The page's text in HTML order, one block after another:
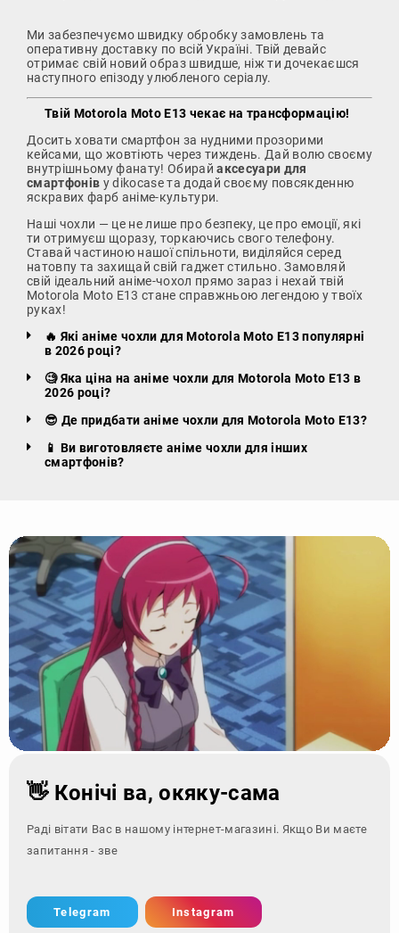
Ми забезпечуємо швидку обробку замовлень та
оперативну доставку по всій Україні. Твій девайс
отримає свій новий образ швидше, ніж ти дочекаєшся
наступного епізоду улюбленого серіалу.
Твій Motorola Moto E13 чекає на трансформацію!
Досить ховати смартфон за нудними прозорими
кейсами, що жовтіють через тиждень. Дай волю своєму
внутрішньому фанату! Обирайаксесуари для
смартфонів у dikocase та додай своєму повсякденню
яскравих фарб аніме-культури.
Наші чохли — це не лише про безпеку, це про емоції, які
ти отримуєш щоразу, торкаючись свого телефону.
Ставай частиною нашої спільноти, виділяйся серед
натовпу та захищай свій гаджет стильно. Замовляй
свій ідеальний аніме-чохол прямо зараз і нехай твій
Motorola Moto E13 стане справжньою легендою у твоїх
руках!
🔥 Які аніме чохли для Motorola Moto E13 популярні
в 2026 році?
🧐 Яка ціна на аніме чохли для Motorola Moto E13 в
2026 році?
😎 Де придбати аніме чохли для Motorola Moto E13?
📱 Ви виготовляєте аніме чохли для інших
смартфонів?
👋 Конічі ва, окяку-сама
Раді вітати Вас в нашому інтернет-магазині. Якщо Ви маєте
запитання - зверніться за конт
Telegram Instagram